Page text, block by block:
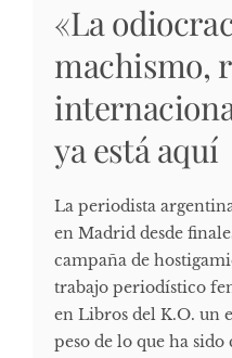
«La
machismo,
ya está aquí
La periodista
en Madrid desde
campaña de
trabajo periodístico
en Libros del K.O. un
peso de lo que ha